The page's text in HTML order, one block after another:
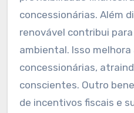
concessionárias. Além
renovável contribui
ambiental. Isso
concessionárias,
conscientes. Outro
de incentivos fiscais e